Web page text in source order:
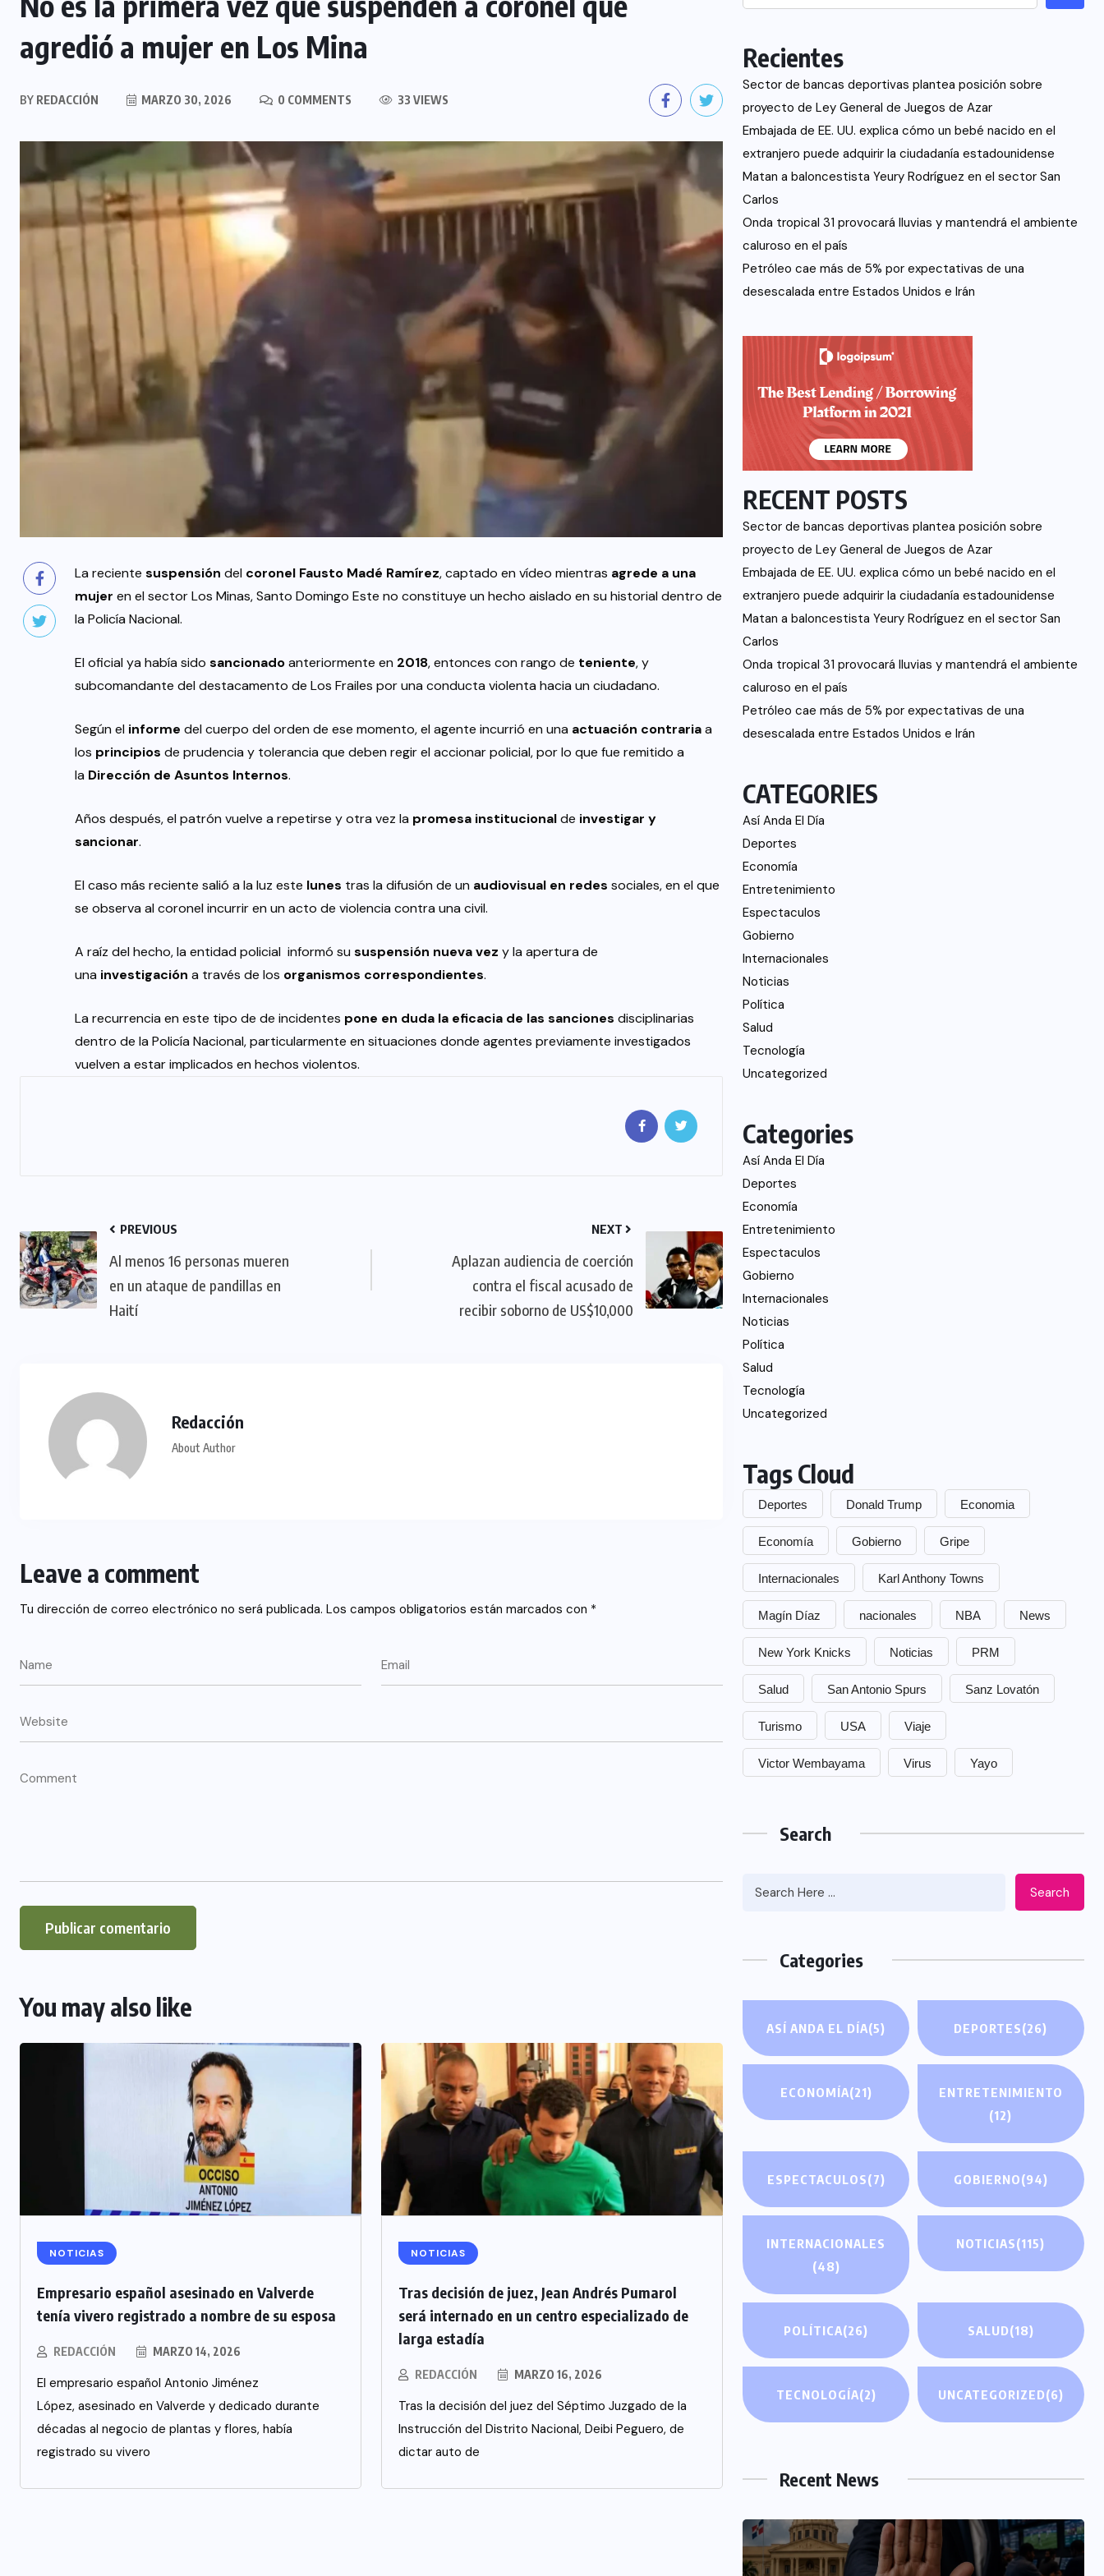
agredió a mujer en Los Mina
BY REDACCIÓN MARZO 30, 2026 0 COMMENTS 33 VIEWS
La reciente suspensión del coronel Fausto Madé Ramírez, captado en vídeo mientras agrede a una
mujer en el sector Los Minas, Santo Domingo Este no constituye un hecho aislado en su historial dentro de
la Policía Nacional.
El oficial ya había sido sancionadoanteriormente en 2018, entonces con rango de teniente, y
subcomandante del destacamento de Los Frailes por una conducta violenta hacia un ciudadano.
Según el informe del cuerpo del orden de ese momento, el agente incurrió en una actuación contrariaa
los principios de prudencia y tolerancia que deben regir el accionar policial, por lo que fue remitido a
la Dirección de Asuntos Internos.
Años después, el patrón vuelve a repetirse y otra vez la promesa institucionalde investigar y
sancionar.
El caso más reciente salió a la luz este lunes tras la difusión de un audiovisual en redes sociales, en el que
se observa al coronel incurrir en un acto de violencia contra una civil.
A raíz del hecho, la entidad policial informó sususpensión nueva vez y la apertura de
una investigación a través de los organismos correspondientes.
La recurrencia en este tipo de de incidentes pone en duda la eficacia de las sanciones disciplinarias
dentro de la Policía Nacional, particularmente en situaciones donde agentes previamente investigados
vuelven a estar implicados en hechos violentos.
PREVIOUS
Al menos 16 personas mueren
en un ataque de pandillas en
Haití
NEXT
Aplazan audiencia de coerción
contra el fiscal acusado de
recibir soborno de US$10,000
Redacción
About Author
Leave a comment
Tu dirección de correo electrónico no será publicada. Los campos obligatorios están marcados con *
You may also like
NOTICIAS
Empresario español asesinado en Valverde
tenía vivero registrado a nombre de su esposa
REDACCIÓN MARZO 14, 2026
El empresario español Antonio Jiménez
López, asesinado en Valverde y dedicado durante
décadas al negocio de plantas y flores, había
registrado su vivero
NOTICIAS
Tras decisión de juez, Jean Andrés Pumarol
será internado en un centro especializado de
larga estadía
REDACCIÓN MARZO 16, 2026
Tras la decisión del juez del Séptimo Juzgado de la
Instrucción del Distrito Nacional, Deibi Peguero, de
dictar auto de
Recientes
Sector de bancas deportivas plantea posición sobre
proyecto de Ley General de Juegos de Azar
Embajada de EE. UU. explica cómo un bebé nacido en el
extranjero puede adquirir la ciudadanía estadounidense
Matan a baloncestista Yeury Rodríguez en el sector San
Carlos
Onda tropical 31 provocará lluvias y mantendrá el ambiente
caluroso en el país
Petróleo cae más de 5% por expectativas de una
desescalada entre Estados Unidos e Irán
RECENT POSTS
Sector de bancas deportivas plantea posición sobre
proyecto de Ley General de Juegos de Azar
Embajada de EE. UU. explica cómo un bebé nacido en el
extranjero puede adquirir la ciudadanía estadounidense
Matan a baloncestista Yeury Rodríguez en el sector San
Carlos
Onda tropical 31 provocará lluvias y mantendrá el ambiente
caluroso en el país
Petróleo cae más de 5% por expectativas de una
desescalada entre Estados Unidos e Irán
CATEGORIES
Así Anda El Día
Deportes
Economía
Entretenimiento
Espectaculos
Gobierno
Internacionales
Noticias
Política
Salud
Tecnología
Uncategorized
Categories
Así Anda El Día
Deportes
Economía
Entretenimiento
Espectaculos
Gobierno
Internacionales
Noticias
Política
Salud
Tecnología
Uncategorized
Tags Cloud
Deportes Donald Trump Economia
Economía Gobierno Gripe
Internacionales Karl Anthony Towns
Magín Díaz nacionales NBA News
New York Knicks Noticias PRM
Salud San Antonio Spurs Sanz Lovatón
Turismo USA Viaje
Victor Wembayama Virus Yayo
Search
Search
Categories
ASÍ ANDA EL DÍA(5) DEPORTES(26)
ECONOMÍA(21)
ENTRETENIMIENTO
(12)
ESPECTACULOS(7) GOBIERNO(94)
INTERNACIONALES
(48)
NOTICIAS(115)
POLÍTICA(26) SALUD(18)
TECNOLOGÍA(2) UNCATEGORIZED(6)
Recent News